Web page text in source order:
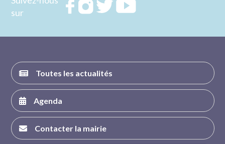
sur
RejoignezRejoignezRejoignez
Toutes les actualités
Agenda
Contacter la mairie